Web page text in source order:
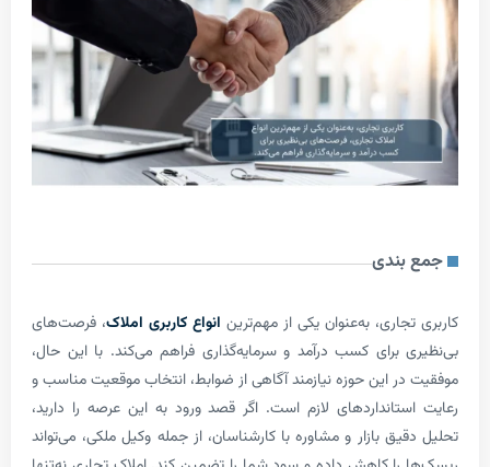
به‌عنوان یکی از مهم‌ترینانواع کاربری املاک ، فرصت‌های
برای کسب درآمد و سرمایه‌گذاری فراهم می‌کند. با این حال،
این حوزه نیازمند آگاهی از ضوابط، انتخاب موقعیت مناسب و
لازم است. اگر قصد ورود به این عرصه را دارید،
بازار و مشاوره با کارشناسان، از جمله وکیل ملکی، می‌تواند